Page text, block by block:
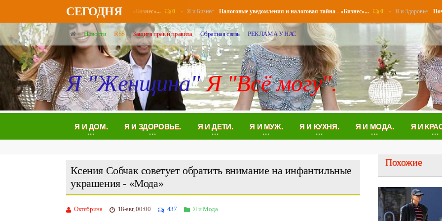
СЕГОДНЯ
Пенсионерам повысят выплаты в августе - «Бизнес»... 0 Я и Бизнес. Налоговые уведомления и налоговая тайна - «Бизнес»... 0 Я и Здоровье. Почему
Новости RSS Защита прав и правила Обратная связь РЕКЛАМА У НАС
Я "Женщина" Я "Всё могу".
Я И ДОМ. Я И ЗДОРОВЬЕ. Я И ДЕТИ. Я И МУЖ. Я И КУХНЯ. Я И МОДА. Я И
Ксения Собчак советует обратить внимание на инфантильные
украшения - «Мода»
Октябрина 18-авг, 00:00 437 Я и Мода.
Похожие